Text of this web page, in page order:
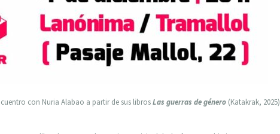
con Nuria Alabao a partir de sus librosLas guerras de género (Katakrak, 2025)